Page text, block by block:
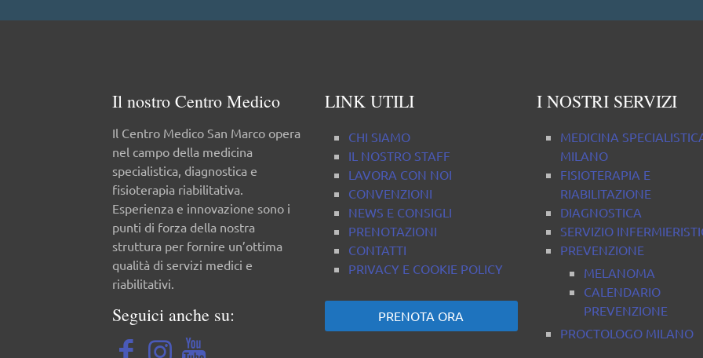
Il nostro Centro Medico
Il Centro Medico San Marco opera
nel campo della medicina
specialistica, diagnostica e
fisioterapia riabilitativa.
Esperienza e innovazione sono i
punti di forza della nostra
struttura per fornire un’ottima
qualità di servizi medici e
riabilitativi.
Seguici anche su:
LINK UTILI
CHI SIAMO
IL NOSTRO STAFF
LAVORA CON NOI
CONVENZIONI
NEWS E CONSIGLI
PRENOTAZIONI
CONTATTI
PRIVACY E COOKIE POLICY
PRENOTA ORA
I NOSTRI SERVIZI
MEDICINA
MILANO
FISIOTERAPIA E
RIABILITAZIONE
DIAGNOSTICA
SERVIZIO
PREVENZIONE
MELANOMA
CALENDARIO
PREVENZIONE
PROCTOLOGO MILANO